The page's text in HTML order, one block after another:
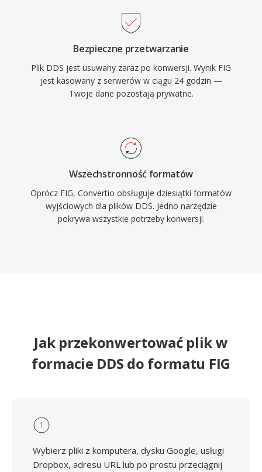
Bezpieczne przetwarzanie
Plik DDS jest usuwany zaraz po konwersji. Wynik FIG
jest kasowany z serwerów w ciągu 24 godzin —
Twoje dane pozostają prywatne.
Wszechstronność formatów
Oprócz FIG, Convertio obsługuje dziesiątki formatów
wyjściowych dla plików DDS. Jedno narzędzie
pokrywa wszystkie potrzeby konwersji.
Jak przekonwertować plik w
formacie DDS do formatu FIG
1
Wybierz pliki z komputera, dysku Google, usługi
Dropbox, adresu URL lub po prostu przeciągnij